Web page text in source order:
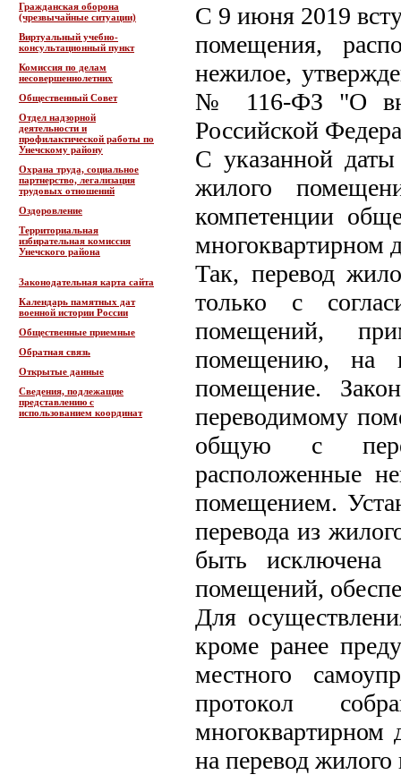
Гражданская оборона
(чрезвычайные ситуации)
Виртуальный учебно-
консультационный пункт
Комиссия по делам
несовершеннолетних
Общественный Совет
Отдел надзорной
деятельности и
профилактической работы по
Унечскому району
Охрана труда, социальное
партнерство, легализация
трудовых отношений
Оздоровление
Территориальная
избирательная комиссия
Унечского района
Законодательная карта сайта
Календарь памятных дат
военной истории России
Общественные приемные
Обратная связь
Открытые данные
Сведения, подлежащие
представлению с
использованием координат
С 9 июня 2019
помещения,
нежилое,
№ 116-ФЗ "О
Российской
С указанной
жилого
компетенции
многоквартирном
Так, перевод
только с
помещений,
помещению, на
помещение.
переводимому
общую с
расположенные
помещением.
перевода из
быть исключена
помещений,
Для
кроме ранее
местного
протокол
многоквартирном
на перевод